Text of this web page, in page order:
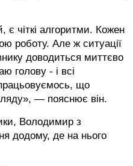
є чіткі алгоритми. Кожен
роботу. Але ж ситуації
доводиться миттєво
голову - і всі
що
— пояснює він.
Володимир з
додому, де на нього